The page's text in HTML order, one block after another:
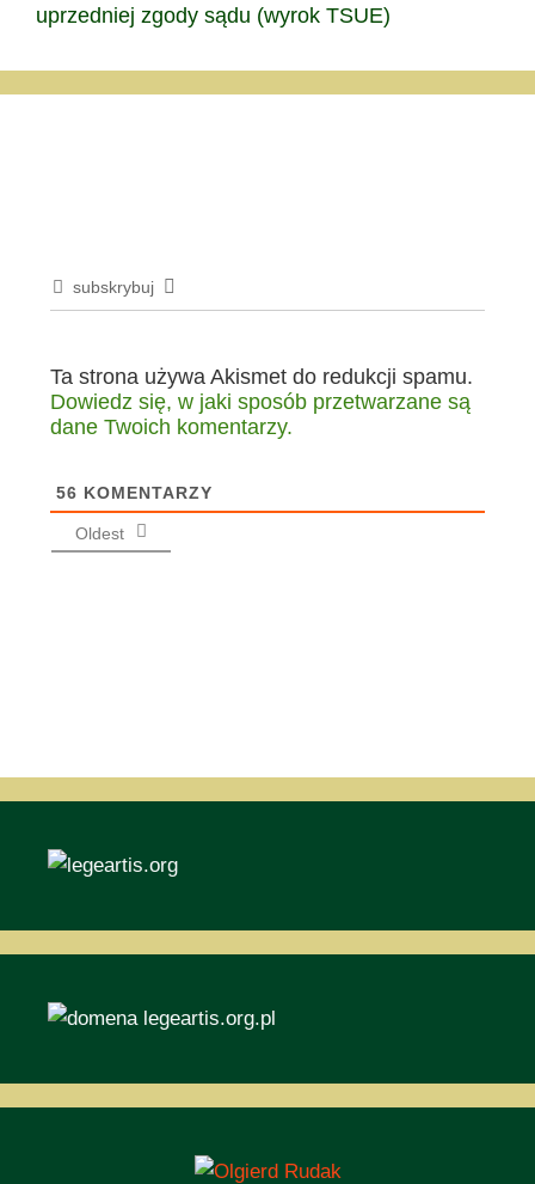
uprzedniej zgody sądu (wyrok TSUE)
subskrybuj
Ta strona używa Akismet do redukcji spamu.
Dowiedz się, w jaki sposób przetwarzane są
dane Twoich komentarzy.
56 KOMENTARZY
Oldest